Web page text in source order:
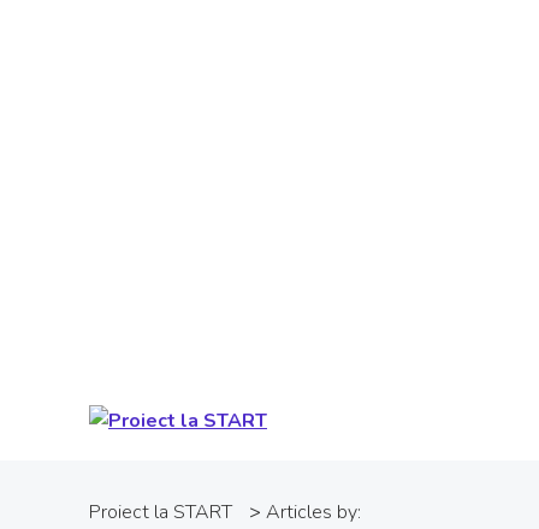
Proiect la START > Articles by: